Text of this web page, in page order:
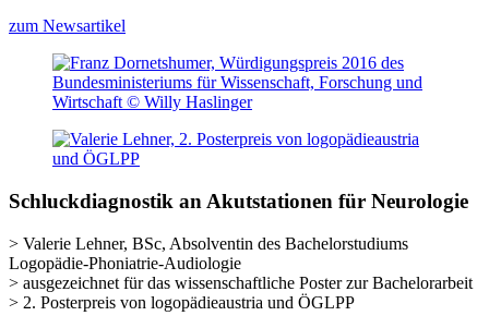
zum Newsartikel
Schluckdiagnostik an Akutstationen für Neurologie
> Valerie Lehner, BSc, Absolventin des Bachelorstudiums
Logopädie-Phoniatrie-Audiologie
> ausgezeichnet für das wissenschaftliche Poster zur Bachelorarbeit
> 2. Posterpreis von logopädieaustria und ÖGLPP